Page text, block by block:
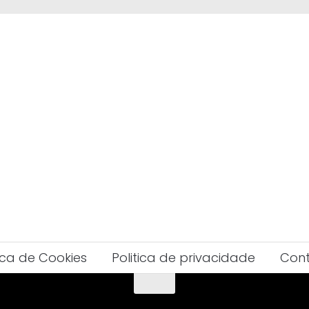
de Cookies Politica de privacidade